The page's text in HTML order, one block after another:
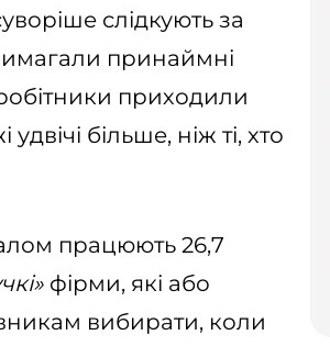
слідкують за
принаймні
приходили
більше, ніж ті, хто
працюють 26,7
фірми, які або
вибирати, коли